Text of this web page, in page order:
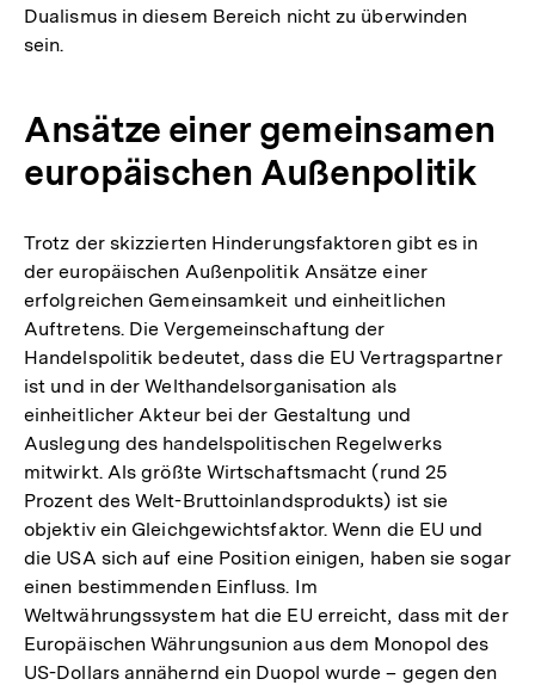
Dualismus in diesem Bereich nicht zu überwinden
sein.
Ansätze einer gemeinsamen
europäischen Außenpolitik
Trotz der skizzierten Hinderungsfaktoren gibt es in
der europäischen Außenpolitik Ansätze einer
erfolgreichen Gemeinsamkeit und einheitlichen
Auftretens. Die Vergemeinschaftung der
Handelspolitik bedeutet, dass die EU Vertragspartner
ist und in der Welthandelsorganisation als
einheitlicher Akteur bei der Gestaltung und
Auslegung des handelspolitischen Regelwerks
mitwirkt. Als größte Wirtschaftsmacht (rund 25
Prozent des Welt-Bruttoinlandsprodukts) ist sie
objektiv ein Gleichgewichtsfaktor. Wenn die EU und
die USA sich auf eine Position einigen, haben sie sogar
einen bestimmenden Einfluss. Im
Weltwährungssystem hat die EU erreicht, dass mit der
Europäischen Währungsunion aus dem Monopol des
US-Dollars annähernd ein Duopol wurde – gegen den